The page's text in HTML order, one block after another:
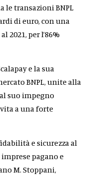
le transazioni BNPL
di euro, con una
2021, per l’86%
e la sua
BNPL, unite alla
suo impegno
a una forte
e sicurezza al
pagano e
M. Stoppani,